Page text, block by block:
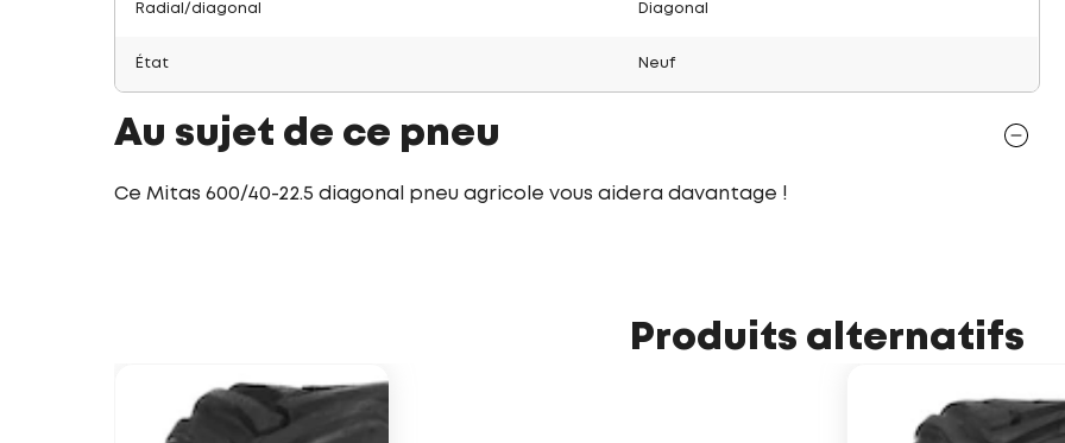
Radial/diagonal Diagonal
État Neuf
Au sujet de ce pneu
Ce Mitas 600/40-22.5 diagonal pneu agricole vous aidera davantage !
Produits alternatifs